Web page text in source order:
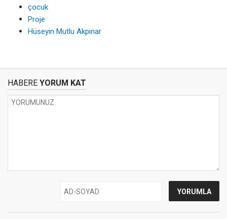
çocuk
Proje
Hüseyin Mutlu Akpınar
HABERE YORUM KAT